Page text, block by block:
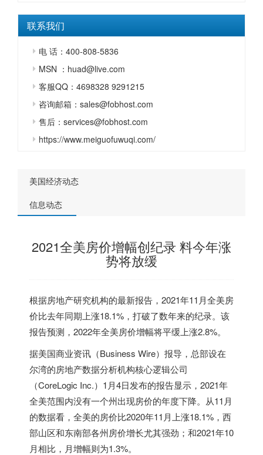
联系我们
电 话：400-808-5836
MSN ：huad@live.com
客服QQ：4698328 9291215
咨询邮箱：sales@fobhost.com
售后：services@fobhost.com
https://www.meiguofuwuqi.com/
美国经济动态
信息动态
2021全美房价增幅创纪录 料今年涨
势将放缓
根据房地产研究机构的最新报告，2021年11月全美房
价比去年同期上涨18.1%，打破了数年来的纪录。该
报告预测，2022年全美房价增幅将平缓上涨2.8%。
据美国商业资讯（Business Wire）报导，总部设在
尔湾的房地产数据分析机构核心逻辑公司
（CoreLogic Inc.）1月4日发布的报告显示，2021年
全美范围内没有一个州出现房价的年度下降。从11月
的数据看，全美的房价比2020年11月上涨18.1%，西
部山区和东南部各州房价增长尤其强劲；和2021年10
月相比，月增幅则为1.3%。